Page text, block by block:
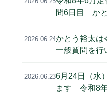
問6日目 か
2026.06.24かとう裕太は
一般質問を行
2026.06.236月24日（水
ます 令和8